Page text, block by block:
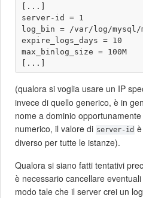
[...]
server-id = 1
log_bin = /var/log/mysql/
expire_logs_days = 10
max_binlog_size = 100M
(qualora si voglia usare un IP
invece di quello generico, è in
nome a dominio
numerico, il valore di server-id
diverso per tutte le istanze).
Qualora si siano fatti tentativi
è necessario cancellare
modo tale che il server crei un